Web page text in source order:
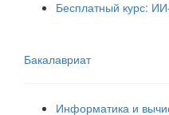
Бесплатный курс:
Бакалавриат
Информатика и